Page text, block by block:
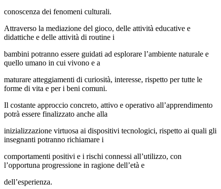
conoscenza dei fenomeni culturali.
Attraverso la mediazione del gioco, delle attività educative e
didattiche e delle attività di routine i
bambini potranno essere guidati ad esplorare l’ambiente naturale e
quello umano in cui vivono e a
maturare atteggiamenti di curiosità, interesse, rispetto per tutte le
forme di vita e per i beni comuni.
Il costante approccio concreto, attivo e operativo all’apprendimento
potrà essere finalizzato anche alla
inizializzazione virtuosa ai dispositivi tecnologici, rispetto ai quali gli
insegnanti potranno richiamare i
comportamenti positivi e i rischi connessi all’utilizzo, con
l’opportuna progressione in ragione dell’età e
dell’esperienza.